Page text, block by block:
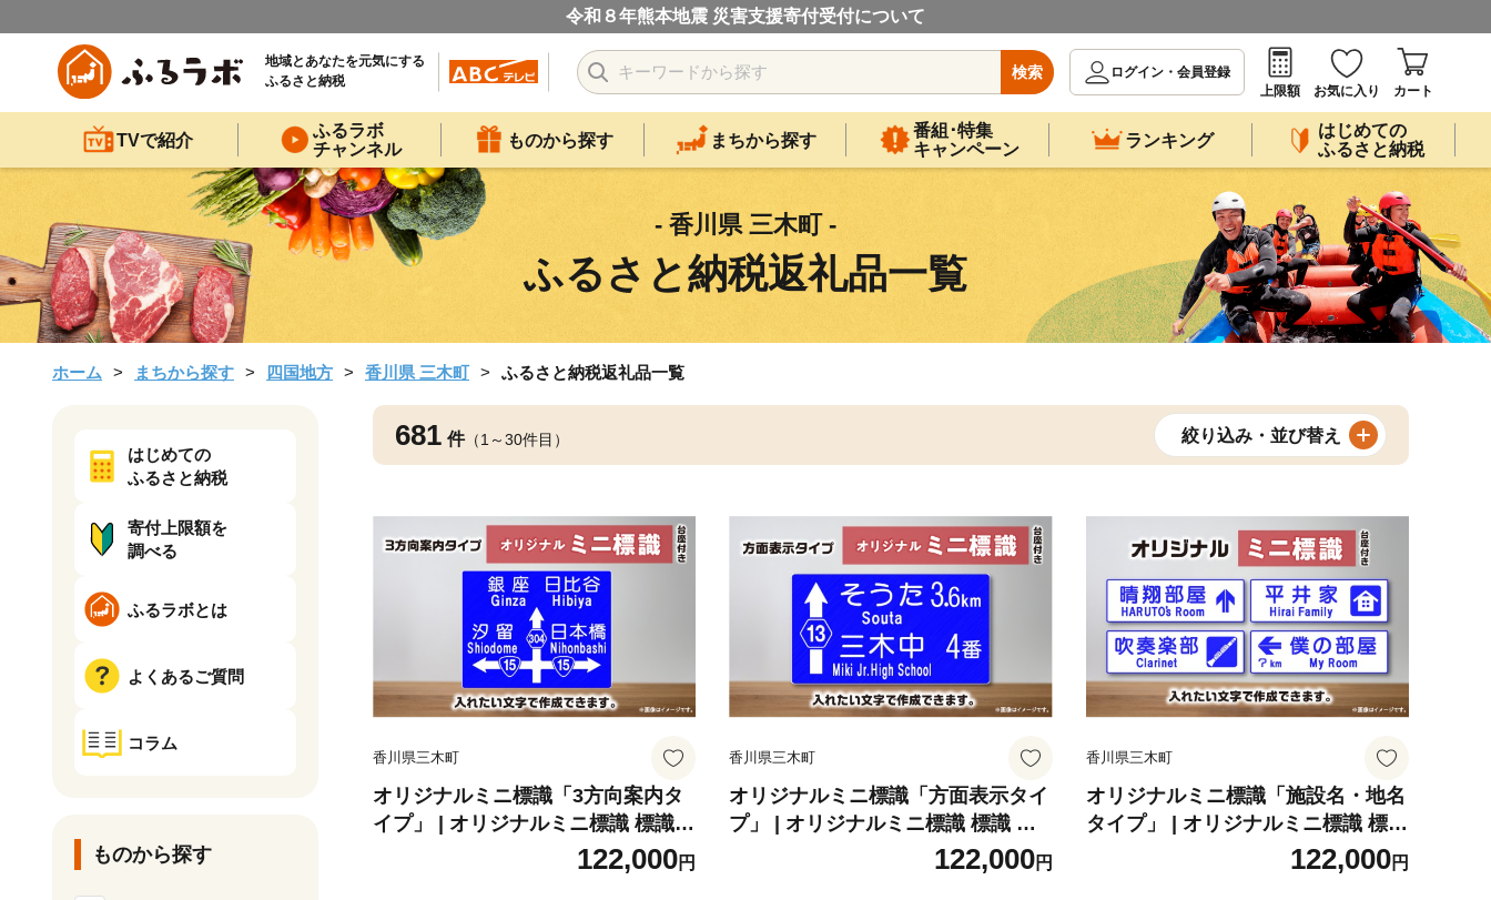
令和８年熊本地震 災害支援寄付受付について
地域とあなたを元気にする
ふるさと納税
検索
ログイン・会員登録
上限額
お気に入り カート
TVで紹介
ふるラボ
チャンネル
ものから探す まちから探す
番組･特集
キャンペーン
ランキング
はじめての
ふるさと納税
- 香川県 三木町 -
ふるさと納税返礼品一覧
ホーム まちから探す 四国地方 香川県 三木町 ふるさと納税返礼品一覧
681 件（1～30件目） 絞り込み・並び替え
香川県三木町
オリジナルミニ標識「3方向案内タ
イプ」 | オリジナルミニ標識 標識
インテリア 室内 置物 卓上サイズ 教
材 ミニ ユニーク リアル 雑貨 プレ
122,000円
香川県三木町
オリジナルミニ標識「方面表示タイ
プ」 | オリジナルミニ標識 標識 イ
ンテリア 室内 置物 卓上サイズ 教材
ミニ ユニーク リアル 雑貨 プレゼン
122,000円
香川県三木町
オリジナルミニ標識「施設名・地名
タイプ」 | オリジナルミニ標識 標識
インテリア 室内 置物 卓上サイズ 教
材 ミニ ユニーク リアル 雑貨 プレ
122,000円
はじめての
ふるさと納税
寄付上限額を
調べる
ふるラボとは
よくあるご質問
コラム
ものから探す